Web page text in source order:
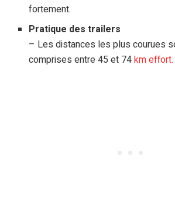
fortement.
Pratique des trailers
– Les distances les plus courues
comprises entre 45 et 74km effort.